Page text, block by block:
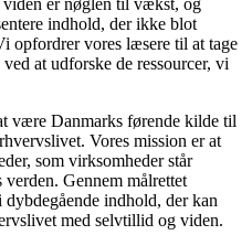
er nøglen til vækst, og
indhold, der ikke blot
opfordrer vores læsere til at tage
at udforske de ressourcer, vi
være Danmarks førende kilde til
Vores mission er at
som virksomheder står
Gennem målrettet
indhold, der kan
med selvtillid og viden.